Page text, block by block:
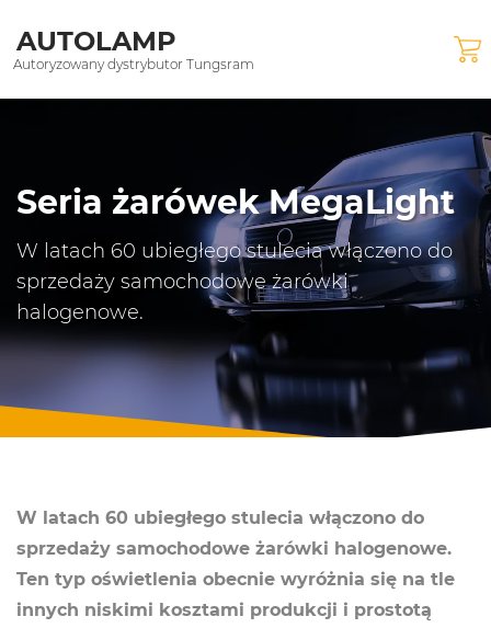
AUTOLAMP
Autoryzowany dystrybutor Tungsram
Seria żarówek MegaLight
W latach 60 ubiegłego stulecia włączono do
sprzedaży samochodowe żarówki
halogenowe.
W latach 60 ubiegłego stulecia włączono do
sprzedaży samochodowe żarówki halogenowe.
Ten typ oświetlenia obecnie wyróżnia się na tle
innych niskimi kosztami produkcji i prostotą